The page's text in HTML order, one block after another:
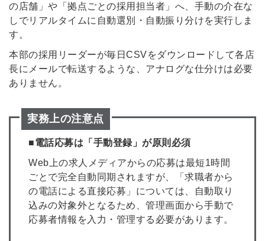
の店舗」や「拠点ごとの採用担当者」へ、手動の介在な
しでリアルタイムに自動選別・自動振り分けを実行しま
す。
本部の採用リーダーが毎日CSVをダウンロードして各店
長にメールで転送するような、アナログな仕分けは必要
ありません。
実務上の注意点
■電話応募は「手動登録」が原則必須
Web上の求人メディアからの応募は最短1時間
ごとで完全自動同期されますが、「求職者から
の電話による直接応募」については、自動取り
込みの対象外となるため、管理画面から手動で
応募者情報を入力・管理する必要があります。